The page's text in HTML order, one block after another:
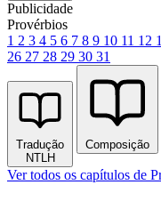
Publicidade
Provérbios
1 2 3 4 5 6 7 8 9 10 11 12
26 27 28 29 30 31
Tradução
NTLH
Composição
Ver todos os capítulos de